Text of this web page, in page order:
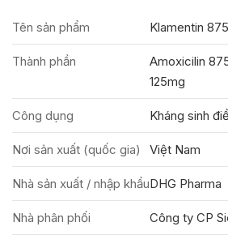
Tên sản phẩm Klamentin
Thành phần
Amoxicilin
125mg
Công dụng Kháng sinh
Nơi sản xuất (quốc gia) Việt Nam
Nhà sản xuất / nhập khẩuDHG Pharma
Nhà phân phối Công ty CP